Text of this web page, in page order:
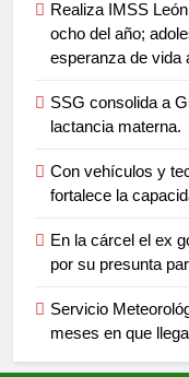
Realiza IMSS
ocho del año;
esperanza de vida
SSG consolida a
lactancia materna.
Con vehículos y
fortalece la
En la cárcel el ex
por su presunta
Servicio
meses en que